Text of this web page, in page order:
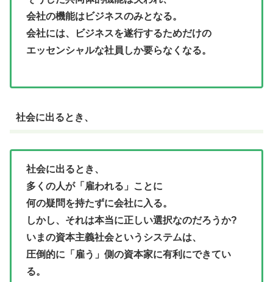
会社の機能はビジネスのみとなる。
会社には、ビジネスを遂行するためだけの
エッセンシャルな社員しか要らなくなる。
社会に出るとき、
社会に出るとき、
多くの人が「雇われる」ことに
何の疑問を持たずに会社に入る。
しかし、それは本当に正しい選択なのだろうか?
いまの資本主義社会というシステムは、
圧倒的に「雇う」側の資本家に有利にできてい
る。